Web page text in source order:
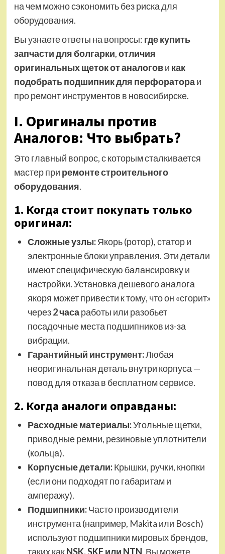
на чем можно сэкономить без риска для
оборудования.
Вы узнаете ответы на вопросы: где купить
запчасти для болгарки,отличия
оригинальных щеток от аналогови как
подобрать подшипник для перфоратораи
про ремонт инструментов в новосибирске.
I. Оригиналы против
Аналогов: Что выбрать?
Это главный вопрос, с которым сталкивается
мастер при ремонте строительного
оборудования.
1. Когда стоит покупать только
оригинал:
Сложные узлы:Якорь (ротор), статор и
электронные блоки управления. Эти детали
имеют специфическую балансировку и
настройки. Установка дешевого аналога
якоря может привести к тому, что он «сгорит»
через2 часаработы или разобьет
посадочные места подшипников из-за
вибрации.
Гарантийный инструмент:Любая
неоригинальная деталь внутри корпуса —
повод для отказа в бесплатном сервисе.
2. Когда аналоги оправданы:
Расходные материалы:Угольные щетки,
приводные ремни, резиновые уплотнители
(кольца).
Корпусные детали:Крышки, ручки, кнопки
(если они подходят по габаритам и
амперажу).
Подшипники:Часто производители
инструмента (например, Makita или Bosch)
используют подшипники мировых брендов,
таких какNSK, SKF или NTN. Вы можете